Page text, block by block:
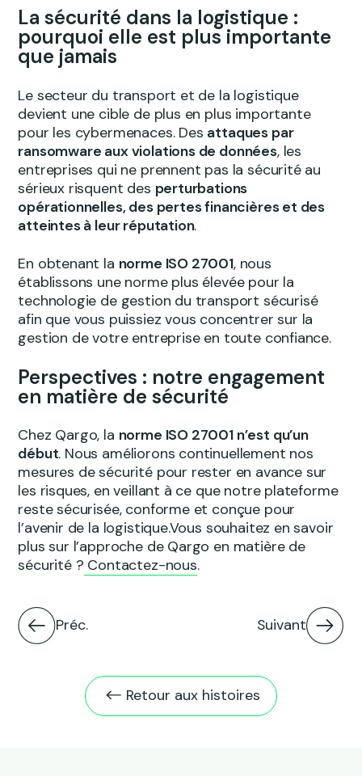
La sécurité dans la logistique :
pourquoi elle est plus importante
que jamais
Le secteur du transport et de la logistique
devient une cible de plus en plus importante
pour les cybermenaces. Des attaques par
ransomware aux violations de données, les
entreprises qui ne prennent pas la sécurité au
sérieux risquent des perturbations
opérationnelles, des pertes financières et des
atteintes à leur réputation.
En obtenant la norme ISO 27001, nous
établissons une norme plus élevée pour la
technologie de gestion du transport sécurisé
afin que vous puissiez vous concentrer sur la
gestion de votre entreprise en toute confiance.
Perspectives : notre engagement
en matière de sécurité
Chez Qargo, la norme ISO 27001 n’est qu’un
début. Nous améliorons continuellement nos
mesures de sécurité pour rester en avance sur
les risques, en veillant à ce que notre plateforme
reste sécurisée, conforme et conçue pour
l’avenir de la logistique.Vous souhaitez en savoir
plus sur l’approche de Qargo en matière de
sécurité ? Contactez-nous.
Préc.
Retour aux histoires
Suivant